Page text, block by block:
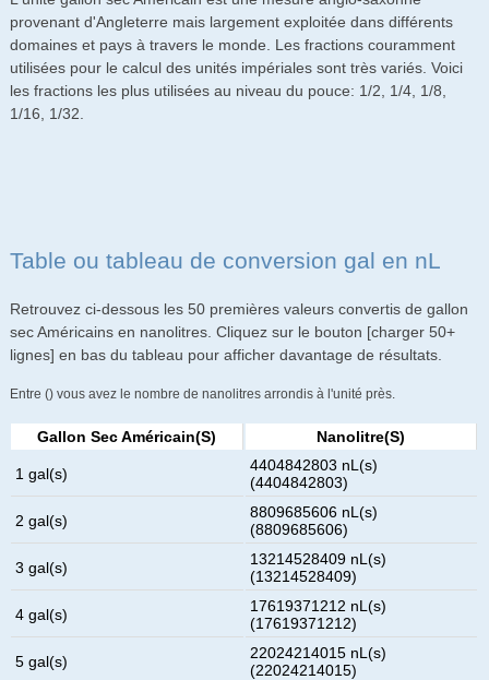
provenant d'Angleterre mais largement exploitée dans différents
domaines et pays à travers le monde. Les fractions couramment
utilisées pour le calcul des unités impériales sont très variés. Voici
les fractions les plus utilisées au niveau du pouce: 1/2, 1/4, 1/8,
1/16, 1/32.
Table ou tableau de conversion gal en nL
Retrouvez ci-dessous les 50 premières valeurs convertis de gallon
sec Américains en nanolitres. Cliquez sur le bouton [charger 50+
lignes] en bas du tableau pour afficher davantage de résultats.
Entre () vous avez le nombre de nanolitres arrondis à l'unité près.
Gallon Sec Américain(s) Nanolitre(s)
1 gal(s)
4404842803 nL(s)
(4404842803)
2 gal(s)
8809685606 nL(s)
(8809685606)
3 gal(s)
13214528409 nL(s)
(13214528409)
4 gal(s)
17619371212 nL(s)
(17619371212)
5 gal(s)
22024214015 nL(s)
(22024214015)